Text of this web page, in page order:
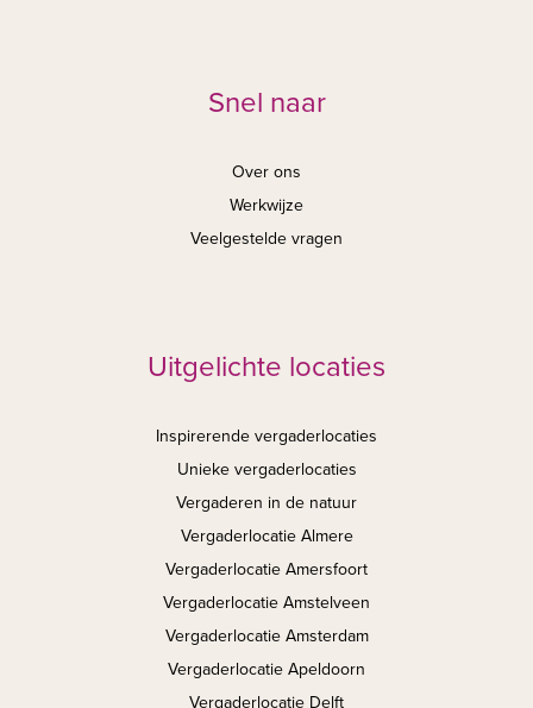
Snel naar
Over ons
Werkwijze
Veelgestelde vragen
Uitgelichte locaties
Inspirerende vergaderlocaties
Unieke vergaderlocaties
Vergaderen in de natuur
Vergaderlocatie Almere
Vergaderlocatie Amersfoort
Vergaderlocatie Amstelveen
Vergaderlocatie Amsterdam
Vergaderlocatie Apeldoorn
Vergaderlocatie Delft